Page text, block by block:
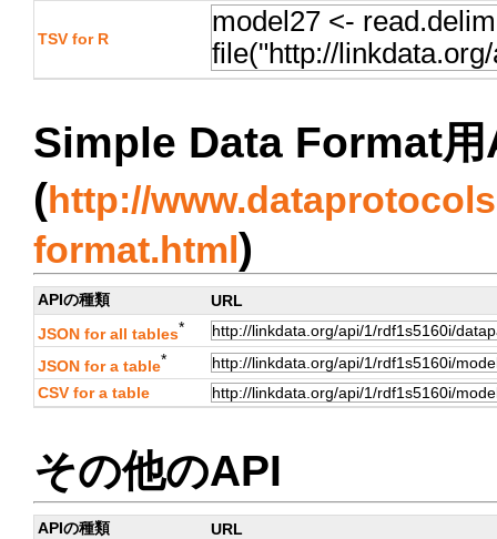
TSV for R
Simple Data Format用
(http://
format.html)
APIの種類
URL
JSON for all tables*
JSON for a table*
CSV for a table
その他のAPI
APIの種類
URL